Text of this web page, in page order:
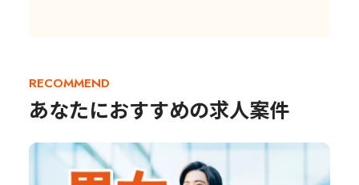
RECOMMEND
あなたにおすすめの求人案件